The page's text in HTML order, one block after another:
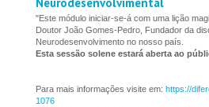
"Este módulo iniciar-se-á com uma lição
Doutor João Gomes-Pedro, Fundador da
Neurodesenvolvimento no nosso país.
Esta sessão solene estará aberta ao
Para mais informações visite em: https://
1076